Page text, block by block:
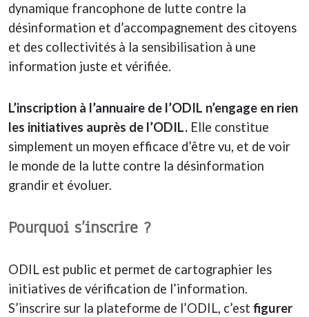
dynamique francophone de lutte contre la
désinformation et d’accompagnement des citoyens
et des collectivités à la sensibilisation à une
information juste et vérifiée.
L’inscription à l’annuaire de l’ODIL n’engage en rien
les initiatives auprès de l’ODIL. Elle constitue
simplement un moyen efficace d’être vu, et de voir
le monde de la lutte contre la désinformation
grandir et évoluer.
Pourquoi s’inscrire ?
ODIL est public et permet de cartographier les
initiatives de vérification de l’information.
S’inscrire sur la plateforme de l’ODIL, c’est figurer